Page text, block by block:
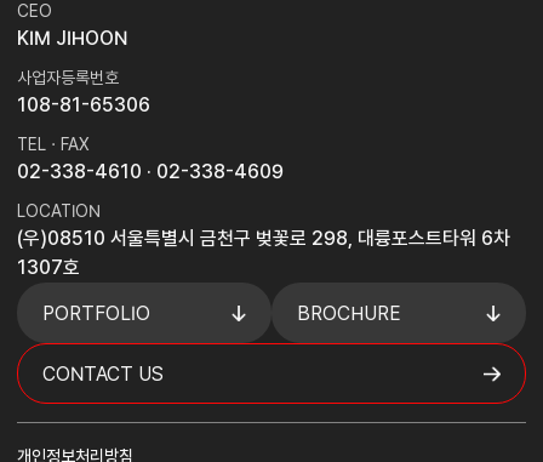
CEO
KIM JIHOON
사업자등록번호
108-81-65306
TEL · FAX
02-338-4610 · 02-338-4609
LOCATION
(우)08510 서울특별시 금천구 벚꽃로 298, 대륭포스트타워 6차
1307호
PORTFOLIO
BROCHURE
CONTACT US
개인정보처리방침